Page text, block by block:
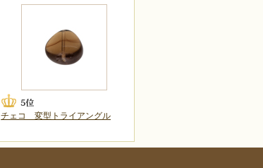
チェコ 変型トライアングル